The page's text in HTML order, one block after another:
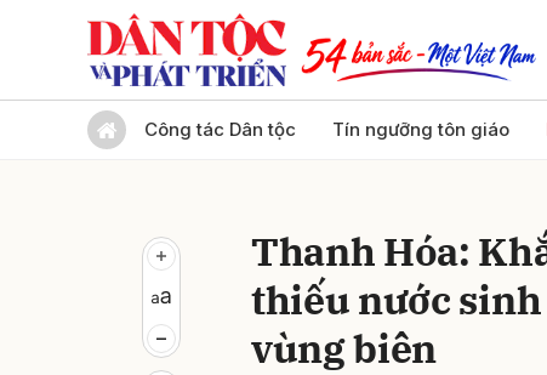
Công tác Dân tộc Tín ngưỡng tôn giáo
Thanh Hóa:
thiếu nước
vùng biên
Gửi